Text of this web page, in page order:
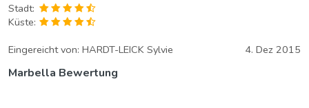
Stadt:
Küste:
Eingereicht von: HARDT-LEICK Sylvie 4. Dez 2015
Marbella Bewertung